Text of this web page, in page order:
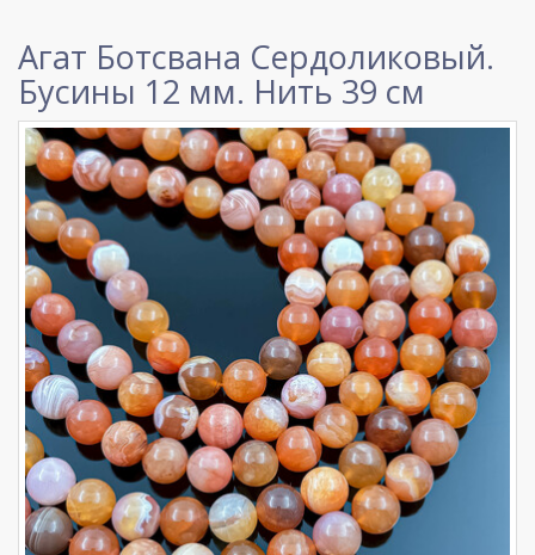
Агат Ботсвана Сердоликовый.
Бусины 12 мм. Нить 39 см